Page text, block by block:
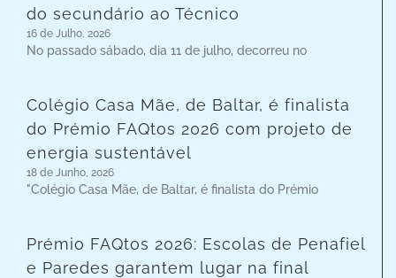
do secundário ao Técnico
16 de Julho, 2026
No passado sábado, dia 11 de julho, decorreu no
Colégio Casa Mãe, de Baltar, é finalista
do Prémio FAQtos 2026 com projeto de
energia sustentável
18 de Junho, 2026
"Colégio Casa Mãe, de Baltar, é finalista do Prémio
Prémio FAQtos 2026: Escolas de Penafiel
e Paredes garantem lugar na final